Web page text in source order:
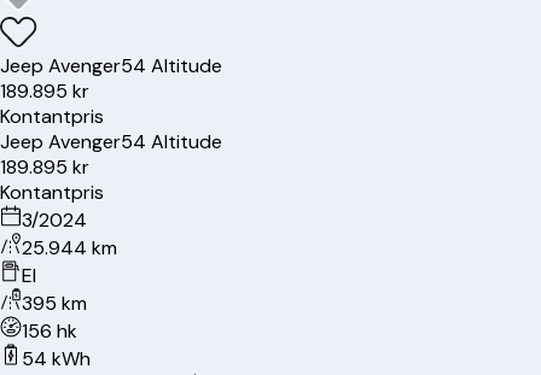
Jeep Avenger54 Altitude
189.895 kr
Kontantpris
Jeep Avenger54 Altitude
189.895 kr
Kontantpris
3/2024
25.944 km
El
395 km
156 hk
54 kWh